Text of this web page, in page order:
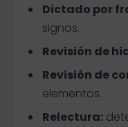
Dictado por
signos.
Revisión de
Revisión de
elementos.
Relectura: